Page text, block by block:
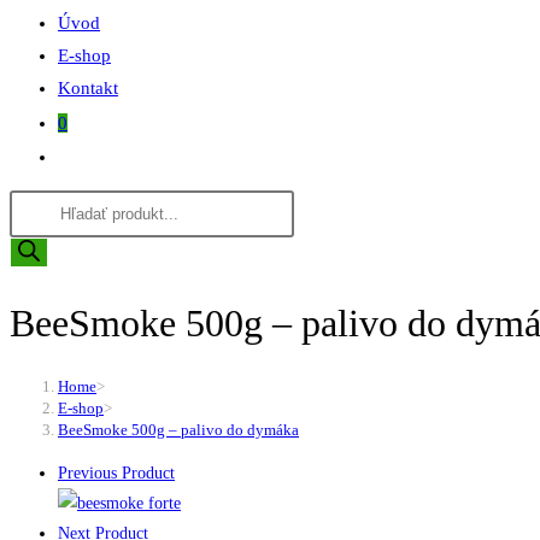
Úvod
E-shop
Kontakt
0
website
search
Products
search
BeeSmoke 500g – palivo do
Home>
E-shop>
BeeSmoke 500g – palivo do dymáka
Previous Product
Next Product